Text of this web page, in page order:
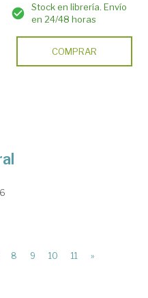
Stock en librería. Envío
en 24/48 horas
COMPRAR
8 9 10 11 »